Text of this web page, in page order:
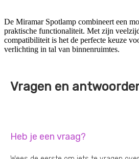
De Miramar Spotlamp combineert een
praktische functionaliteit. Met zijn
compatibiliteit is het de perfecte keuze
verlichting in tal van binnenruimtes.
Vragen en
Heb je een vraag?